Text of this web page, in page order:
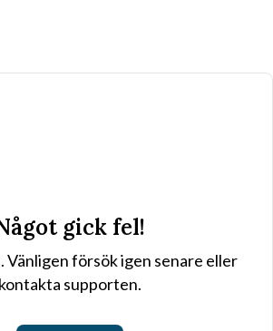
gick fel!
Vänligen försök igen senare eller
kontakta supporten.